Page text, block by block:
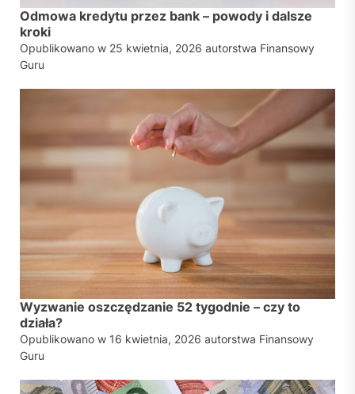
Odmowa kredytu przez bank – powody i dalsze
kroki
Opublikowano w 25 kwietnia, 2026 autorstwa Finansowy
Guru
Wyzwanie oszczędzanie 52 tygodnie – czy to
działa?
Opublikowano w 16 kwietnia, 2026 autorstwa Finansowy
Guru